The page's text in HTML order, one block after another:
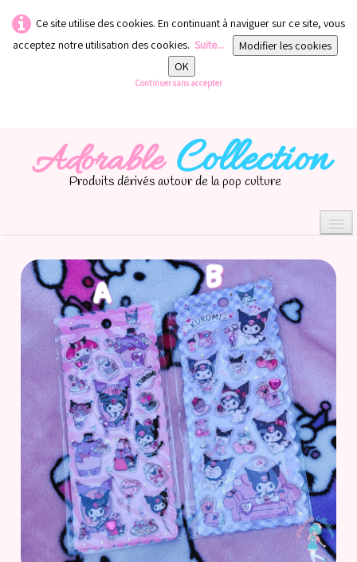
Ce site utilise des cookies. En continuant à naviguer sur ce site, vous
acceptez notre utilisation des cookies. Suite...
Modifier les cookies
OK
Continuer sans accepter
Adorable Collection
Produits dérivés autour de la pop culture
0
Accueil
Catégories
Licences
Informations
Actu
Nos réseaux